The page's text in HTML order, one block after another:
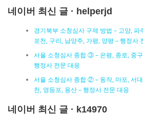
네이버 최신 글 · helperjd
경기북부 소청심사 구제 방법 – 고양,
포천, 구리, 남양주, 가평, 양평 – 행정사
서울 소청심사 종합 ③ – 은평, 종로, 중
행정사 전문 대응
서울 소청심사 종합 ② – 동작, 마포, 서
천, 영등포, 용산 – 행정사 전문 대응
네이버 최신 글 · k14970